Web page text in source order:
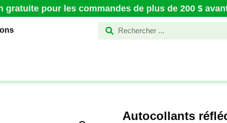
gratuite pour les commandes de plus de 200 $
Autocollants